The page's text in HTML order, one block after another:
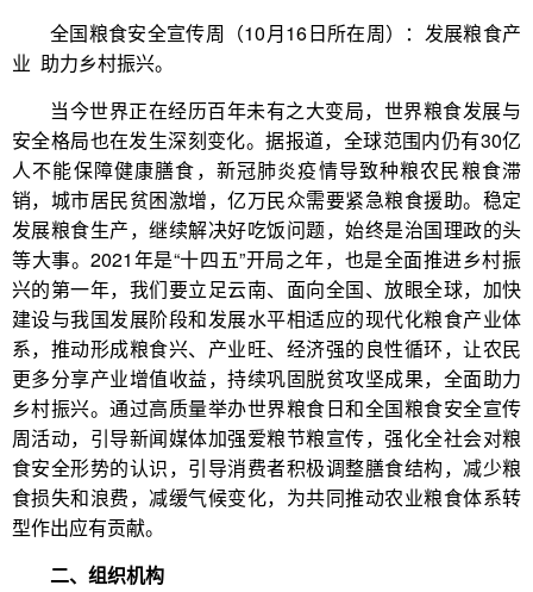
全国粮食安全宣传周（10月16日所在周）：发展粮食产
业 助力乡村振兴。
当今世界正在经历百年未有之大变局，世界粮食发展与
安全格局也在发生深刻变化。据报道，全球范围内仍有30亿
人不能保障健康膳食，新冠肺炎疫情导致种粮农民粮食滞
销，城市居民贫困激增，亿万民众需要紧急粮食援助。稳定
发展粮食生产，继续解决好吃饭问题，始终是治国理政的头
等大事。2021年是“十四五”开局之年，也是全面推进乡村振
兴的第一年，我们要立足云南、面向全国、放眼全球，加快
建设与我国发展阶段和发展水平相适应的现代化粮食产业体
系，推动形成粮食兴、产业旺、经济强的良性循环，让农民
更多分享产业增值收益，持续巩固脱贫攻坚成果，全面助力
乡村振兴。通过高质量举办世界粮食日和全国粮食安全宣传
周活动，引导新闻媒体加强爱粮节粮宣传，强化全社会对粮
食安全形势的认识，引导消费者积极调整膳食结构，减少粮
食损失和浪费，减缓气候变化，为共同推动农业粮食体系转
型作出应有贡献。
二、组织机构